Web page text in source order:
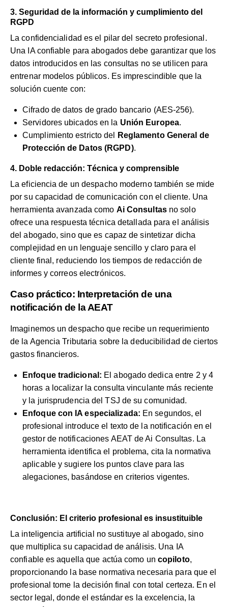
3. Seguridad de la información y cumplimiento del
RGPD
La confidencialidad es el pilar del secreto profesional.
Una IA confiable para abogados debe garantizar que los
datos introducidos en las consultas no se utilicen para
entrenar modelos públicos. Es imprescindible que la
solución cuente con:
Cifrado de datos de grado bancario (AES-256).
Servidores ubicados en la Unión Europea.
Cumplimiento estricto del
Reglamento General de
Protección de Datos (RGPD).
4. Doble redacción: Técnica y comprensible
La eficiencia de un despacho moderno también se mide
por su capacidad de comunicación con el cliente. Una
herramienta avanzada como Ai Consultasno solo
ofrece una respuesta técnica detallada para el análisis
del abogado, sino que es capaz de sintetizar dicha
complejidad en un lenguaje sencillo y claro para el
cliente final, reduciendo los tiempos de redacción de
informes y correos electrónicos.
Caso práctico: Interpretación de una
notificación de la AEAT
Imaginemos un despacho que recibe un requerimiento
de la Agencia Tributaria sobre la deducibilidad de ciertos
gastos financieros.
Enfoque tradicional: El abogado dedica entre 2 y 4
horas a localizar la consulta vinculante más reciente
y la jurisprudencia del TSJ de su comunidad.
Enfoque con IA especializada: En segundos, el
profesional introduce el texto de la notificación en el
gestor de notificaciones AEATde Ai Consultas. La
herramienta identifica el problema, cita la normativa
aplicable y sugiere los puntos clave para las
alegaciones, basándose en criterios vigentes.
Conclusión: El criterio profesional es insustituible
La inteligencia artificial no sustituye al abogado, sino
que multiplica su capacidad de análisis. Una IA
confiable es aquella que actúa como un copiloto,
proporcionando la base normativa necesaria para que el
profesional tome la decisión final con total certeza. En el
sector legal, donde el estándar es la excelencia, la